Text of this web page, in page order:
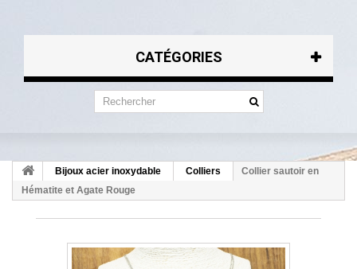
CATÉGORIES
Bijoux acier inoxydable Colliers
Collier sautoir en
Hématite et Agate Rouge